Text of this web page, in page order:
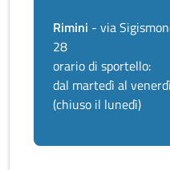
Rimini - via
28
orario di sportello:
dal martedì al
(chiuso il lunedì)